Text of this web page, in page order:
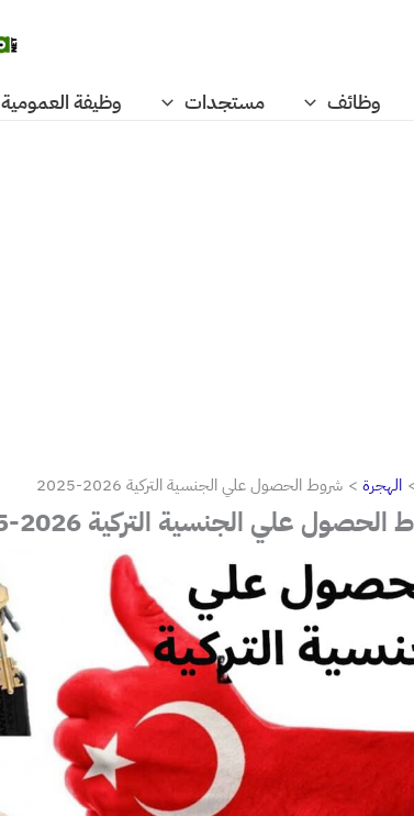
وظائف مستجدات وظيفة العمومية
الهجرة شروط الحصول علي الجنسية التركية 2026-2025
علي الجنسية التركية 2026-2025